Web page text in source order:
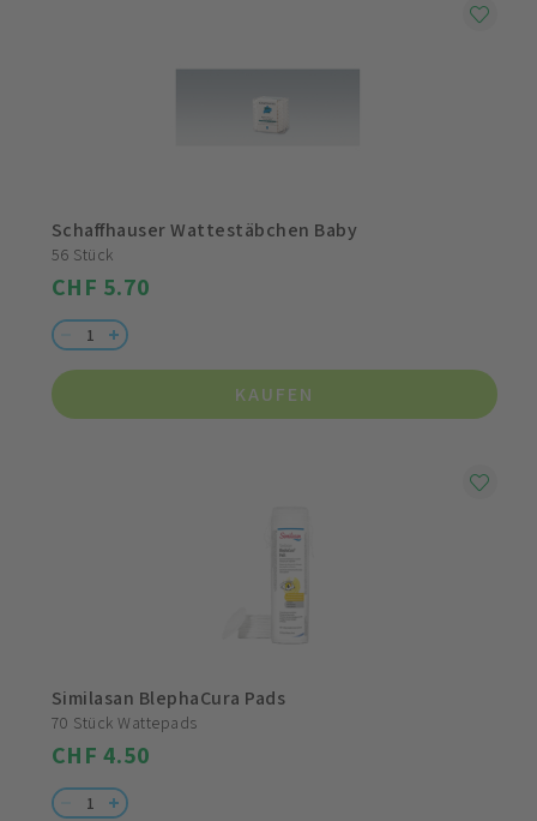
Schaffhauser Wattestäbchen Baby
56 Stück
CHF 5.70
KAUFEN
Similasan BlephaCura Pads
70 Stück Wattepads
CHF 4.50